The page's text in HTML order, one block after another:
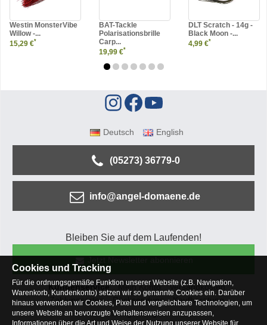
Westin MonsterVibe
Willow -...
15,29 €*
BAT-Tackle
Polarisationsbrille
Carp...
19,99 €*
DLT Scratch - 14g -
Black Moon -...
4,99 €*
Deutsch English
(05273) 36779-0
info@angel-domaene.de
Bleiben Sie auf dem Laufenden!
Kundenservice Mein Konto
Versandkosten
Zahlungsarten
Rücksendung
Kaufberatung
Häufige Fragen
Cookies und Tracking
Für die ordnungsgemäße Funktion unserer Website (z.B. Navigation,
Warenkorb, Kundenkonto) setzen wir so genannte Cookies ein. Darüber
hinaus verwenden wir Cookies, Pixel und vergleichbare Technologien, um
unsere Website an bevorzugte Verhaltensweisen anzupassen,
Informationen über die Art und Weise der Nutzung unserer Website für